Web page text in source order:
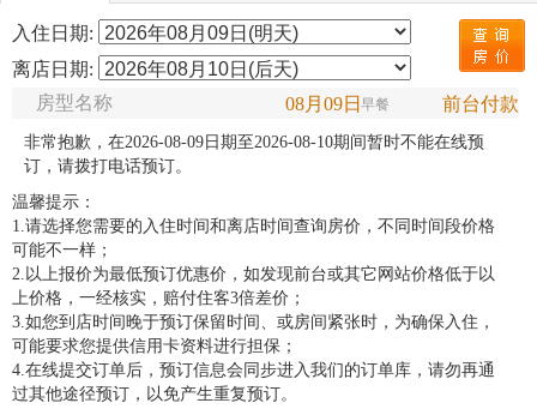
入住日期:
离店日期:
08月09日早餐 前台付款
房型名称
非常抱歉，在2026-08-09日期至2026-08-10期间暂时不能在线预
订，请拨打电话预订。
温馨提示：
1.请选择您需要的入住时间和离店时间查询房价，不同时间段价格
可能不一样；
2.以上报价为最低预订优惠价，如发现前台或其它网站价格低于以
上价格，一经核实，赔付住客3倍差价；
3.如您到店时间晚于预订保留时间、或房间紧张时，为确保入住，
可能要求您提供信用卡资料进行担保；
4.在线提交订单后，预订信息会同步进入我们的订单库，请勿再通
过其他途径预订，以免产生重复预订。